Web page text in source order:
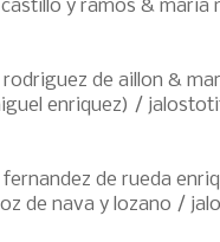
castillo y ramos &
de aillon &
enriquez) /
de rueda
de nava y lozano /